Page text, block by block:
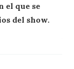
el que se
del show.